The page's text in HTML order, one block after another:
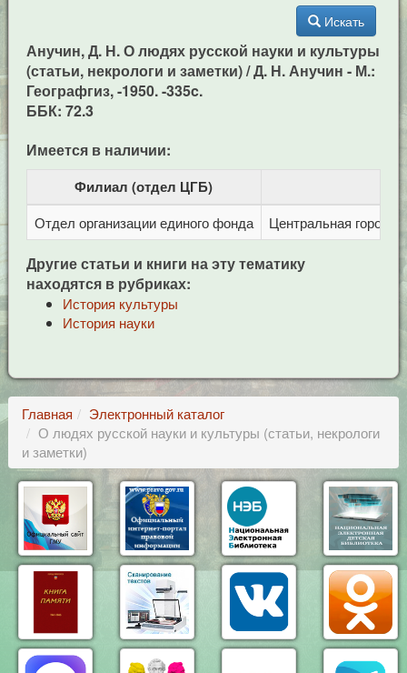
Искать
Анучин, Д. Н. О людях русской науки и культуры
(статьи, некрологи и заметки) / Д. Н. Анучин - М.:
Географгиз, -1950. -335c.
ББК: 72.3
Имеется в наличии:
Филиал (отдел ЦГБ)
Отдел организации единого фонда Центральная
Другие статьи и книги на эту тематику
находятся в рубриках:
История культуры
История науки
Главная
Электронный каталог
О людях русской науки и культуры (статьи, некрологи
и заметки)